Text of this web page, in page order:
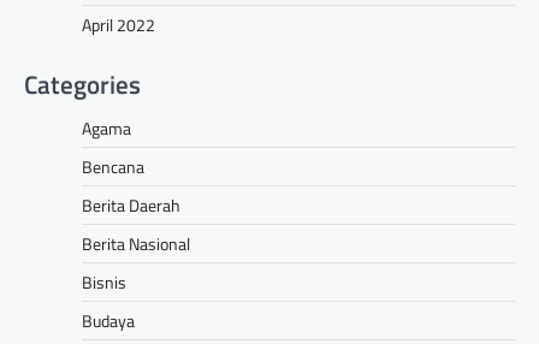
April 2022
Categories
Agama
Bencana
Berita Daerah
Berita Nasional
Bisnis
Budaya